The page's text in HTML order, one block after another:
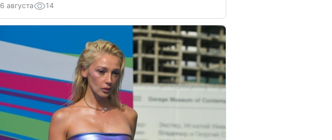
6 августа 14